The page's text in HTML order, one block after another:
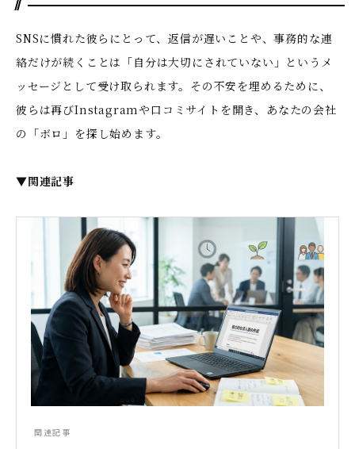
SNSに慣れた彼らにとって、返信が遅いことや、事務的な連
絡だけが続くことは「自分は大切にされていない」というメ
ッセージとして受け取られます。その不安を埋めるために、
彼らは再びInstagramや口コミサイトを開き、あなたの会社
の「ボロ」を探し始めます。
▼関連記事
関連記事